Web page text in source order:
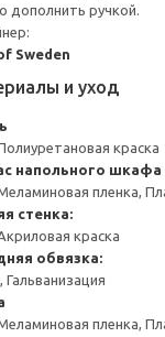
дополнить ручкой.
Sweden
и уход
краска
напольного шкафа
пленка,
стенка:
краска
обвязка:
Гальванизация
пленка,